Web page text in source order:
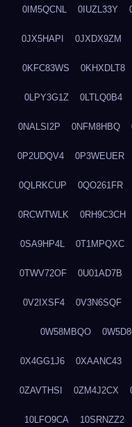
0IM5QCNL 0IUZL33Y
0JX5HAPI 0JXDX9ZM
0KFC83WS 0KHXDLT8
0LPY3G1Z 0LTLQ0B4
0NALSI2P 0NFM8HBQ
0P2UDQV4 0P3WEUER
0QLRKCUP 0QO261FR
0RCWTWLK 0RH9C3CH
0SA9HP4L 0T1MPQXC
0TWV72OF 0U01AD7B
0V2IXSF4 0V3N6SQF
0W58MBQO
0X4GG1J6 0XAANC43
0ZAVTHSI 0ZM4J2CX
10LFO9CA 10SRNZZ2